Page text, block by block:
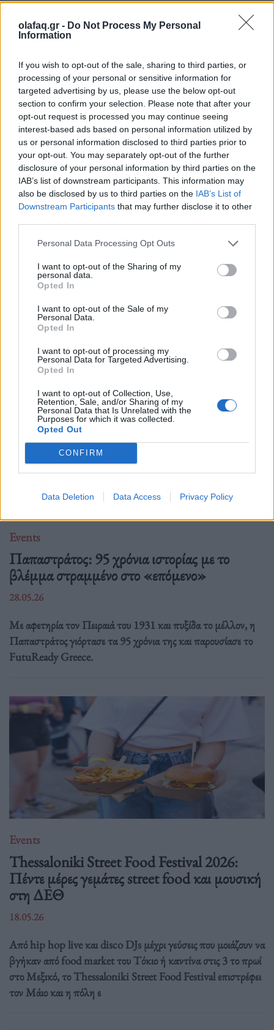
olafaq.gr - Do Not Process My Personal
Information
If you wish to opt-out of the sale, sharing to third parties, or
processing of your personal or sensitive information for
targeted advertising by us, please use the below opt-out
section to confirm your selection. Please note that after your
opt-out request is processed you may continue seeing
interest-based ads based on personal information utilized by
us or personal information disclosed to third parties prior to
your opt-out. You may separately opt-out of the further
disclosure of your personal information by third parties on the
IAB’s list of downstream participants. This information may
also be disclosed by us to third parties on the IAB’s List of
Downstream Participants that may further disclose it to other
Personal Data Processing Opt Outs
I want to opt-out of the Sharing of my
personal data.
Opted In
I want to opt-out of the Sale of my
Personal Data.
Opted In
I want to opt-out of processing my
Personal Data for Targeted Advertising.
Opted In
I want to opt-out of Collection, Use,
Retention, Sale, and/or Sharing of my
Personal Data that Is Unrelated with the
Purposes for which it was collected.
Opted Out
CONFIRM
Data Deletion Data Access Privacy Policy
ΔΗΜΟΤΙΚΗ ΑΓΟΡΑ ΚΥΨΕΛΗΣ
Ακολουθήστε το OLAFAQ
στο Google News
Ετικέτες :&Beyond,dj set,Δημοτική Αγορά Κυψέλης
Δείτε επίσης
Events
Παπαστράτος: 95 χρόνια ιστορίας με το
βλέμμα στραμμένο στο «επόμενο»
28.05.26
Με αφετηρία τον Πειραιά του 1931 και πυξίδα το μέλλον, η
Παπαστράτος γιόρτασε τα 95 χρόνια της και παρουσίασε το
FutuReady Greece.
Events
Thessaloniki Street Food Festival 2026:
Πέντε μέρες γεμάτες street food και μουσική
στη ΔΕΘ
18.05.26
Από hip hop live και disco DJs μέχρι γεύσεις που μοιάζουν να
βγήκαν από food market του Τόκιο ή καντίνα στις 3 το πρωί
στο Μεξικό, το Thessaloniki Street Food Festival επιστρέφει
τον Μάιο και η πόλη ε